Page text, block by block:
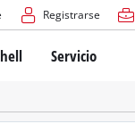
Registrarse
Servicio